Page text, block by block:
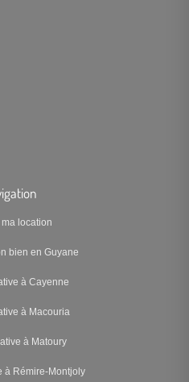
ma location
bien en Guyane
à Cayenne
à Macouria
à Matoury
à Rémire-Montjoly